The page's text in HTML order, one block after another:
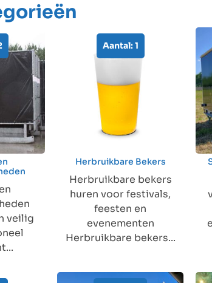
veilig
Aantal: 1
Herbruikbare Bekers
Herbruikbare bekers
huren voor festivals,
feesten en
evenementen
Herbruikbare bekers...